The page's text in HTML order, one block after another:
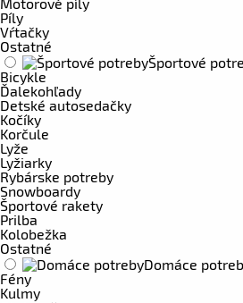
Píly
Vŕtačky
Ostatné
Športové
Bicykle
Ďalekohľady
Detské autosedačky
Kočíky
Korčule
Lyže
Lyžiarky
Rybárske potreby
Snowboardy
Športové rakety
Prilba
Kolobežka
Ostatné
Domáce
Fény
Kulmy